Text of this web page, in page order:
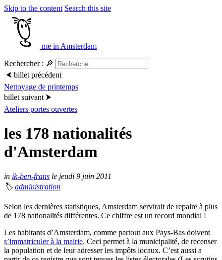
Skip to the content Search this site
me in Amsterdam
Rechercher : 🔎
⮜ billet précédent
Nettoyage de printemps
billet suivant ⮞
Ateliers portes ouvertes
les 178 nationalités
d'Amsterdam
in ik-ben-frans le jeudi 9 juin 2011
🏷 administration
Selon les dernières statistiques, Amsterdam servirait de repaire à plus
de 178 nationalités différentes. Ce chiffre est un record mondial !
Les habitants d’Amsterdam, comme partout aux Pays-Bas doivent
s’immatriculer à la mairie. Ceci permet à la municipalité, de recenser
la population et de leur adresser les impôts locaux. C’est aussi a